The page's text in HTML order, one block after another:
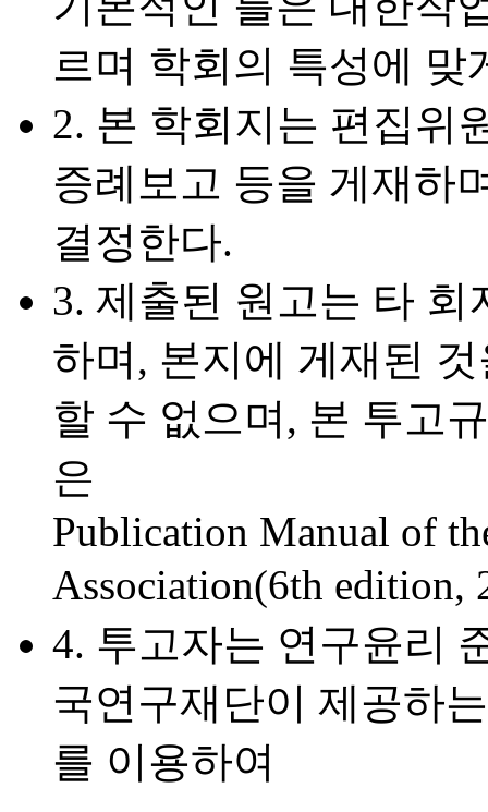
르며 학회의 특성에 맞
2. 본 학회지는 편집위
증례보고 등을 게재하
결정한다.
3. 제출된 원고는 타 회
하며, 본지에 게재된
할 수 없으며, 본 투고
은
Publication Manual of
Association(6th
4. 투고자는 연구윤리
국연구재단이 제공하
를 이용하여